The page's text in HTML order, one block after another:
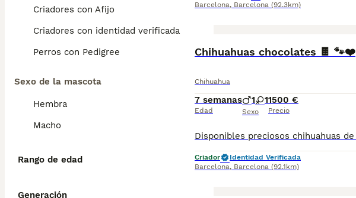
Criadores con Afijo
Criadores con identidad verificada
Perros con Pedigree
Sexo de la mascota
Hembra
Macho
Rango de edad
Generación
Barcelona, Barcelona (92.3km)
Chihuahuas chocolates 🍫 🐾❤️
Chihuahua
7 semanas
Edad
1 1
Sexo
1500 €
Precio
Criador
Identidad Verificada
Barcelona, Barcelona (92.1km)